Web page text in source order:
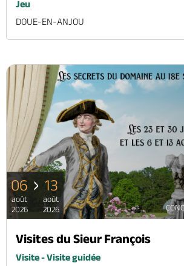
Jeu
DOUE-EN-ANJOU
06
août
2026
13
août
2026
Visites du Sieur François
Visite - Visite guidée